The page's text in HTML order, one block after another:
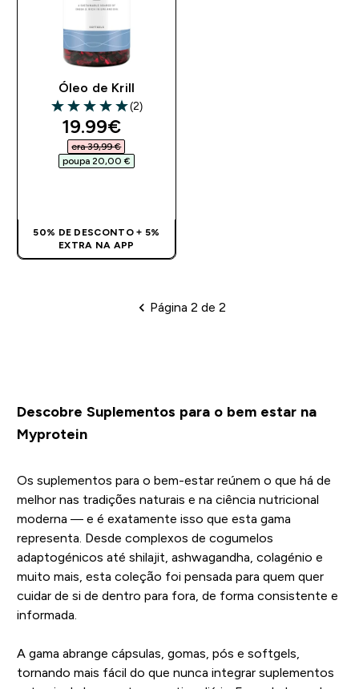
Óleo de Krill
5 out of 5 stars
(2)
discounted price
19.99€‎
era 39,99 €‎
poupa 20,00 €‎
50% DE DESCONTO + 5%
EXTRA NA APP
Paginação
Página 2 de 2
Descobre Suplementos para o bem estar na
Myprotein
Os suplementos para o bem-estar reúnem o que há de
melhor nas tradições naturais e na ciência nutricional
moderna — e é exatamente isso que esta gama
representa. Desde complexos de cogumelos
adaptogénicos até shilajit, ashwagandha, colagénio e
muito mais, esta coleção foi pensada para quem quer
cuidar de si de dentro para fora, de forma consistente e
informada.
A gama abrange cápsulas, gomas, pós e softgels,
tornando mais fácil do que nunca integrar suplementos